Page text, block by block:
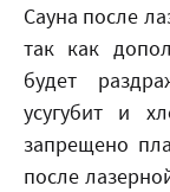
Сауна после
так как
будет
усугубит и
запрещено
после